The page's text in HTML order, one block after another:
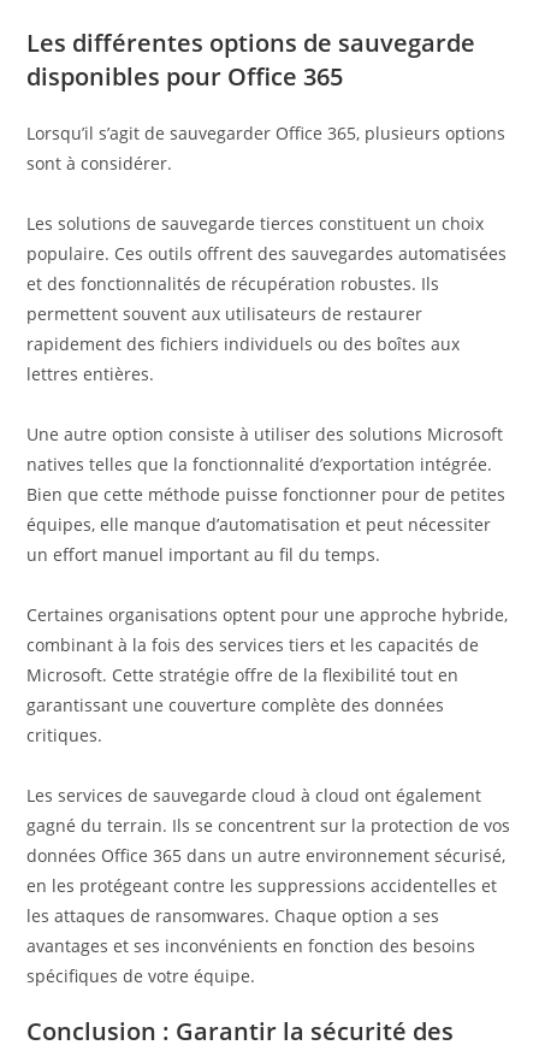
Les différentes options de sauvegarde
disponibles pour Office 365
Lorsqu’il s’agit de sauvegarder Office 365, plusieurs options
sont à considérer.
Les solutions de sauvegarde tierces constituent un choix
populaire. Ces outils offrent des sauvegardes automatisées
et des fonctionnalités de récupération robustes. Ils
permettent souvent aux utilisateurs de restaurer
rapidement des fichiers individuels ou des boîtes aux
lettres entières.
Une autre option consiste à utiliser des solutions Microsoft
natives telles que la fonctionnalité d’exportation intégrée.
Bien que cette méthode puisse fonctionner pour de petites
équipes, elle manque d’automatisation et peut nécessiter
un effort manuel important au fil du temps.
Certaines organisations optent pour une approche hybride,
combinant à la fois des services tiers et les capacités de
Microsoft. Cette stratégie offre de la flexibilité tout en
garantissant une couverture complète des données
critiques.
Les services de sauvegarde cloud à cloud ont également
gagné du terrain. Ils se concentrent sur la protection de vos
données Office 365 dans un autre environnement sécurisé,
en les protégeant contre les suppressions accidentelles et
les attaques de ransomwares. Chaque option a ses
avantages et ses inconvénients en fonction des besoins
spécifiques de votre équipe.
Conclusion : Garantir la sécurité des